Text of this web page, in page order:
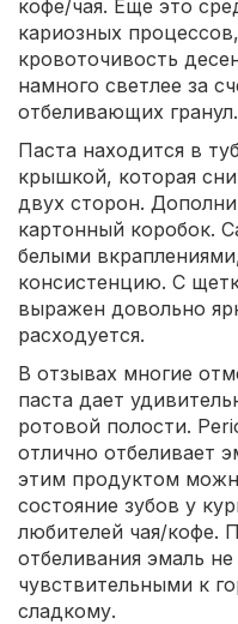
кофе/чая. Еще это
кариозных
кровоточивость
намного светлее за
отбеливающих гранул.
Паста находится в
крышкой, которая
двух сторон.
картонный коробок.
белыми
консистенцию. С
выражен довольно
расходуется.
В отзывах многие
паста дает
ротовой полости.
отлично отбеливает
этим продуктом
состояние зубов у
любителей чая/кофе.
отбеливания эмаль не
чувствительными к
сладкому.